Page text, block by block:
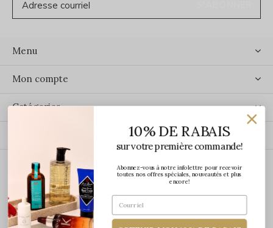
Menu
Mon compte
Catégories
ÉCRIVEZ-NOUS
10% DE RABAIS
sur votre première commande!
Abonnez-vous à notre infolettre pour recevoir
toutes nos offres spéciales, nouveautés et plus
encore!